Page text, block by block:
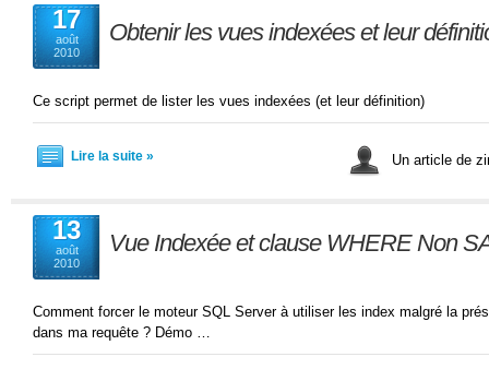
17
août
2010
Obtenir les vues indexées et leur
Ce script permet de lister les vues indexées (et leur définition)
Lire la suite » Un article de
13
août
2010
Vue Indexée et clause WHERE Non
Comment forcer le moteur SQL Server à utiliser les index malgré la
dans ma requête ? Démo …